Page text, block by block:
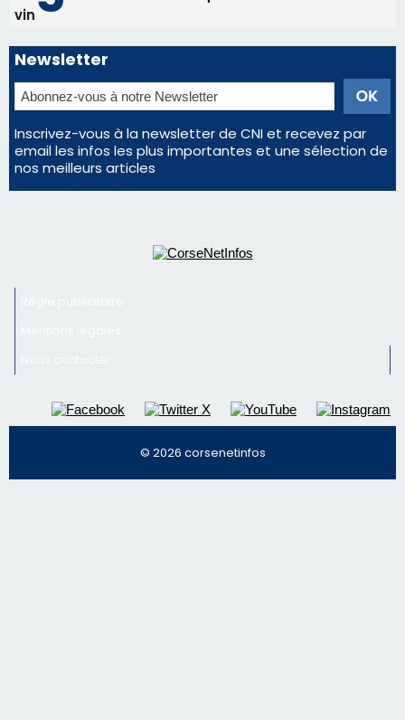
La gendarmerie alerte les restaurateurs corses
vin
Newsletter
Inscrivez-vous à la newsletter de CNI et recevez par
email les infos les plus importantes et une sélection de
Nous contacter